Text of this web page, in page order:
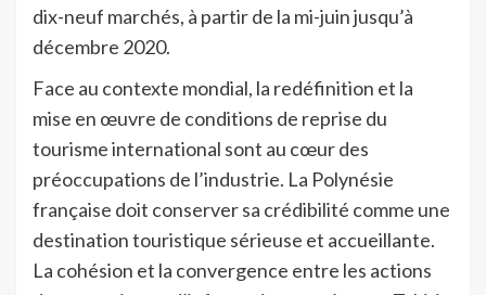
dix-neuf marchés, à partir de la mi-juin jusqu’à
décembre 2020.
Face au contexte mondial, la redéfinition et la
mise en œuvre de conditions de reprise du
tourisme international sont au cœur des
préoccupations de l’industrie. La Polynésie
française doit conserver sa crédibilité comme une
destination touristique sérieuse et accueillante.
La cohésion et la convergence entre les actions